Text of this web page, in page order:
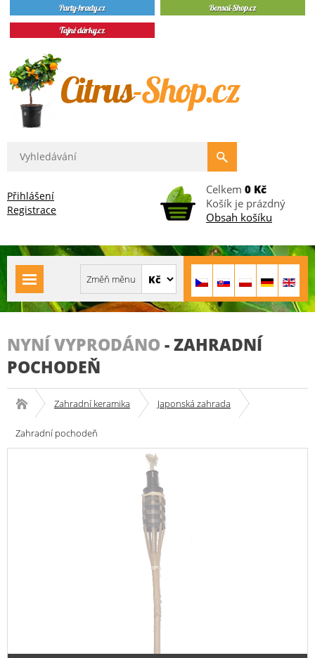
Přihlášení
Registrace
Celkem 0 Kč
Košík je prázdný
Obsah košíku
NYNÍ VYPRODÁNO -ZAHRADNÍ
POCHODEŇ
Zahradní keramika Japonská zahrada
Zahradní pochodeň